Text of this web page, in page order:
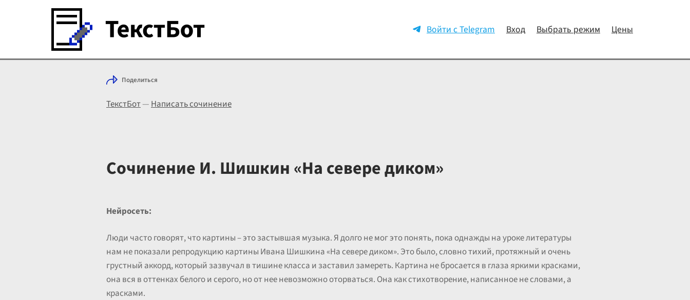
Войти с Telegram Вход Выбрать режим Цены
Поделиться
ТекстБот—Написать сочинение
Сочинение И. Шишкин «На севере диком»
Нейросеть:
Люди часто говорят, что картины – это застывшая музыка. Я долго не мог это понять, пока однажды на уроке литературы
нам не показали репродукцию картины Ивана Шишкина «На севере диком». Это было, словно тихий, протяжный и очень
грустный аккорд, который зазвучал в тишине класса и заставил замереть. Картина не бросается в глаза яркими красками,
она вся в оттенках белого и серого, но от нее невозможно оторваться. Она как стихотворение, написанное не словами, а
красками.